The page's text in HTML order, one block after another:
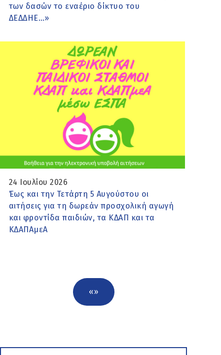
των δασών το εναέριο δίκτυο του
ΔΕΔΔΗΕ…»
24 Ιουλίου 2026
Έως και την Τετάρτη 5 Αυγούστου οι
αιτήσεις για τη δωρεάν προσχολική αγωγή
και φροντίδα παιδιών, τα ΚΔΑΠ και τα
ΚΔΑΠΑμεΑ
«»